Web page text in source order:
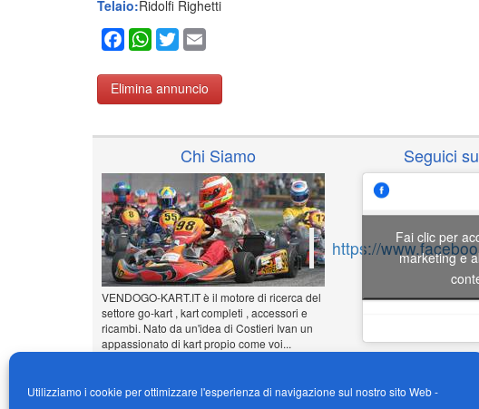
Utilizziamo i cookie per ottimizzare l'esperienza di navigazione sul nostro sito Web -
Telaio:Ridolfi Righetti
Facebook
WhatsApp
Twitter
Elimina annuncio
Chi Siamo
VENDOGO-KART.IT è il motore di ricerca del
settore go-kart , kart completi , accessori e
ricambi. Nato da un'idea di Costieri Ivan un
appassionato di kart propio come voi...
Inserisci il tuo annuncio
Seguici
https://
Fai clic per
marketing e